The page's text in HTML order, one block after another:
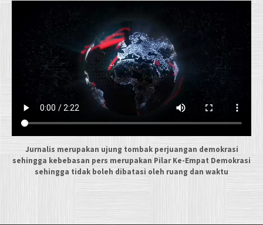
Jurnalis merupakan ujung tombak perjuangan demokrasi
sehingga kebebasan pers merupakan Pilar Ke-Empat Demokrasi
sehingga tidak boleh dibatasi oleh ruang dan waktu